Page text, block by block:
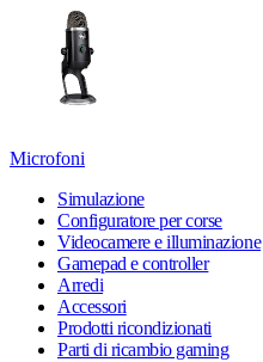
Microfoni
Simulazione
Configuratore per corse
Videocamere e illuminazione
Gamepad e controller
Arredi
Accessori
Prodotti ricondizionati
Parti di ricambio gaming